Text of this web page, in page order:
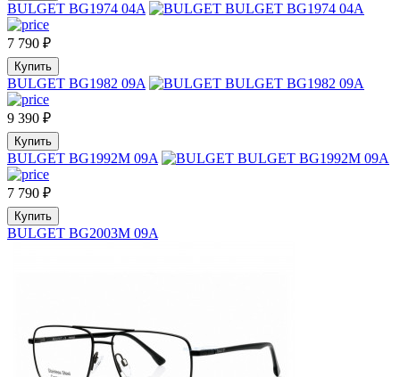
BULGET BG1974 04A
7 790 ₽
Купить
BULGET BG1982 09A
9 390 ₽
Купить
BULGET BG1992M 09A
7 790 ₽
Купить
BULGET BG2003M 09A